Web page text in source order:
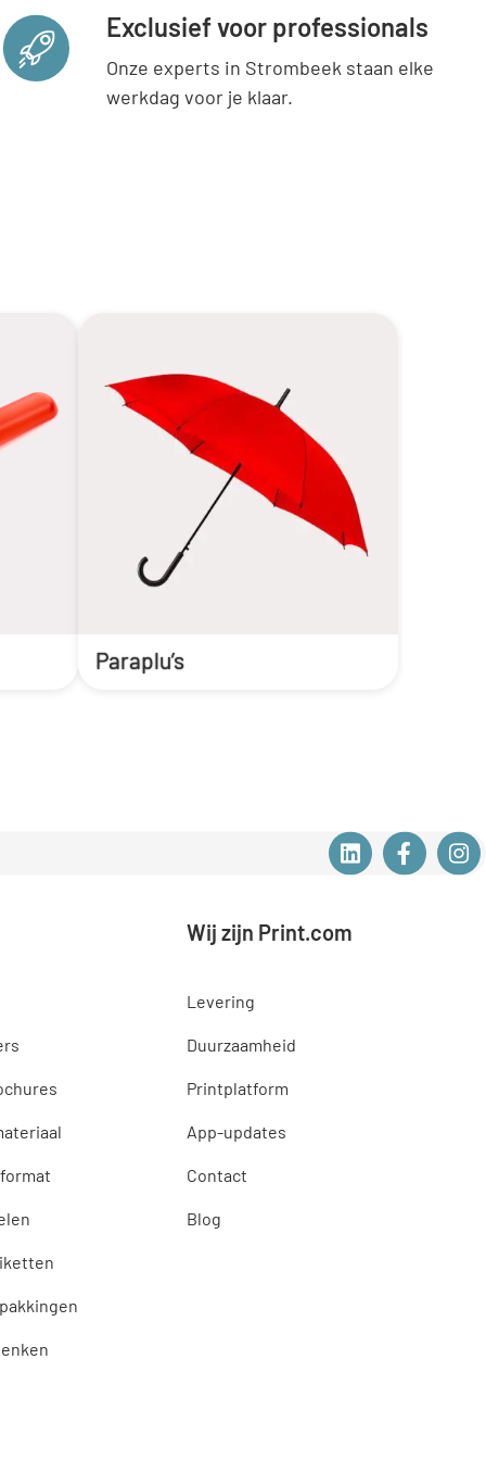
Exclusief voor professionals
Onze experts in Strombeek staan elke
werkdag voor je klaar.
Paraplu’s
Wij zijn Print.com
Levering
Duurzaamheid
Printplatform
App-updates
Contact
Blog